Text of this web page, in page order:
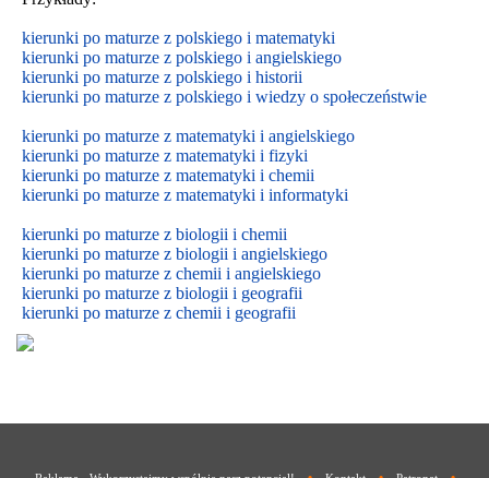
kierunki po maturze z polskiego i matematyki
kierunki po maturze z polskiego i angielskiego
kierunki po maturze z polskiego i historii
kierunki po maturze z polskiego i wiedzy o społeczeństwie
kierunki po maturze z matematyki i angielskiego
kierunki po maturze z matematyki i fizyki
kierunki po maturze z matematyki i chemii
kierunki po maturze z matematyki i informatyki
kierunki po maturze z biologii i chemii
kierunki po maturze z biologii i angielskiego
kierunki po maturze z chemii i angielskiego
kierunki po maturze z biologii i geografii
kierunki po maturze z chemii i geografii